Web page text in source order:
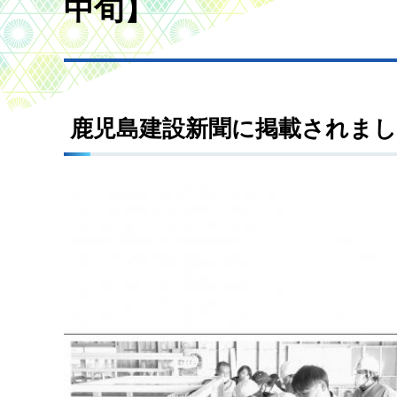
中旬】
鹿児島建設新聞に掲載されま